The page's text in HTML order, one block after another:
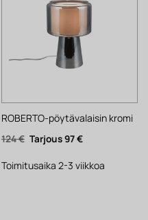
ROBERTO-pöytävalaisin kromi
124€ Alkuperäinen
hinta
124 €.
97€Nykyinen
97 €.
Toimitusaika 2-3 viikkoa